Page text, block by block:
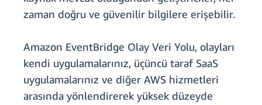
zaman doğru ve güvenilir bilgilere erişebilir.
Amazon EventBridge Olay Veri Yolu, olayları
kendi uygulamalarınız, üçüncü taraf SaaS
uygulamalarınız ve diğer AWS hizmetleri
arasında yönlendirerek yüksek düzeyde